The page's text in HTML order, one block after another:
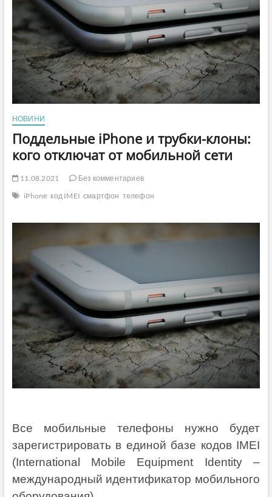
НОВИНИ
Поддельные iPhone и трубки-клоны:
кого отключат от мобильной сети
11.08.2021
Без комментариев
iPhonе код IMEI смартфон телефон
Все мобильные телефоны нужно будет
зарегистрировать в единой базе кодов IMEI
(International Mobile Equipment Identity –
международный идентификатор мобильного